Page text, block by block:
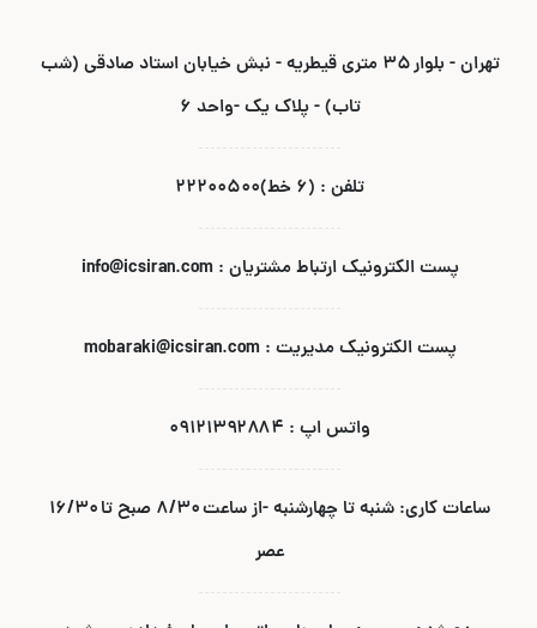
تهران - بلوار ۳۵ متری قیطریه - نبش خیابان استاد صادقی (شب
تاب) - پلاک یک -واحد ۶
تلفن : (۶ خط)۲۲۲۰۰۵۰۰
پست الکترونیک ارتباط مشتریان : info@icsiran.com
پست الکترونیک مدیریت : mobaraki@icsiran.com
واتس اپ : ۰۹۱۲۱۳۹۲۸۸۴
ساعات کاری: شنبه تا چهارشنبه -از ساعت ۸/۳۰ صبح تا ۱۶/۳۰
عصر